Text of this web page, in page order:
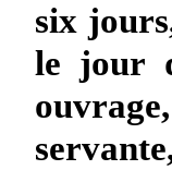
six
le jour